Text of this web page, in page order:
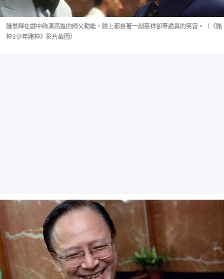
鍾景輝在戲中飾演高進的師父勒能，臉上都掛著一副慈祥卻帶詭異的笑容。（《賭
神3少年賭神》影片截圖）